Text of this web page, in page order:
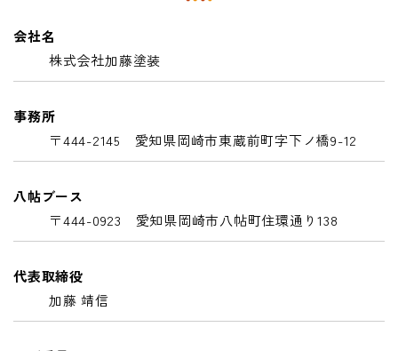
会社名
株式会社加藤塗装
事務所
〒444-2145 愛知県岡崎市東蔵前町字下ノ橋9-12
八帖ブース
〒444-0923 愛知県岡崎市八帖町住環通り138
代表取締役
加藤 靖信